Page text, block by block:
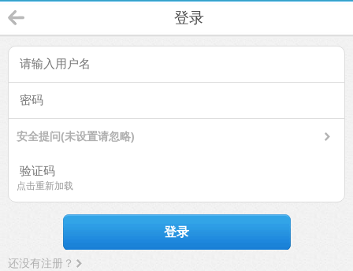
登录
安全提问(未设置请忽略)
点击重新加载
登录
还没有注册？